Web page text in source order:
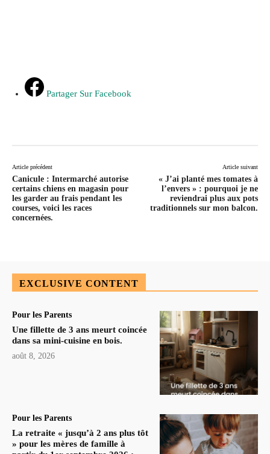
Partager Sur Facebook
Article précédent
Canicule : Intermarché autorise
certains chiens en magasin pour
les garder au frais pendant les
courses, voici les races
concernées.
Article suivant
« J’ai planté mes tomates à
l’envers » : pourquoi je ne
reviendrai plus aux pots
traditionnels sur mon balcon.
EXCLUSIVE CONTENT
Pour les Parents
Une fillette de 3 ans meurt coincée
dans sa mini-cuisine en bois.
août 8, 2026
Pour les Parents
La retraite « jusqu’à 2 ans plus tôt
» pour les mères de famille à